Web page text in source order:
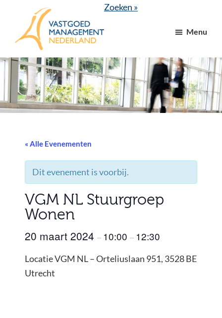
inhoud
VGM
NL
dé
branchevereniging
voor
vastgoed-
en
managers
Zoeken »
Menu
« Alle Evenementen
Dit evenement is voorbij.
VGM NL Stuurgroep
Wonen
20 maart 2024 – 10:00 – 12:30
Locatie VGM NL – Orteliuslaan 951, 3528 BE
Utrecht